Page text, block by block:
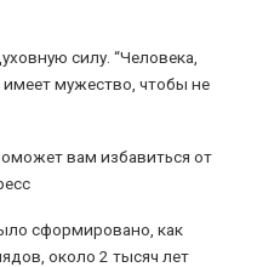
силу. “Человека,
мужество, чтобы не
вам избавиться от
сформировано, как
около 2 тысяч лет